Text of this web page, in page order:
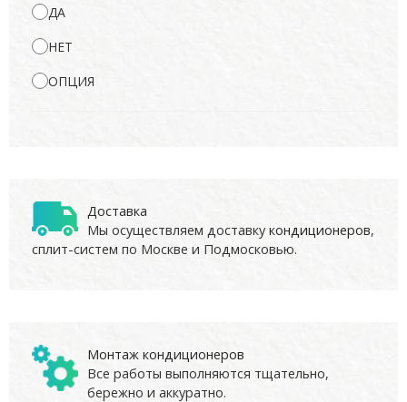
ДА
НЕТ
ОПЦИЯ
Доставка
Мы осуществляем доставку кондиционеров,
сплит-систем по Москве и Подмосковью.
Монтаж кондиционеров
Все работы выполняются тщательно,
бережно и аккуратно.